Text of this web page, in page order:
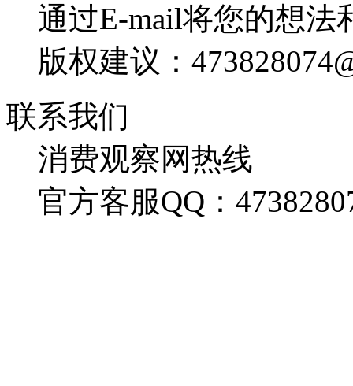
通过E-mail将您的想法
版权建议：
联系我们
消费观察网热线
官方客服QQ：